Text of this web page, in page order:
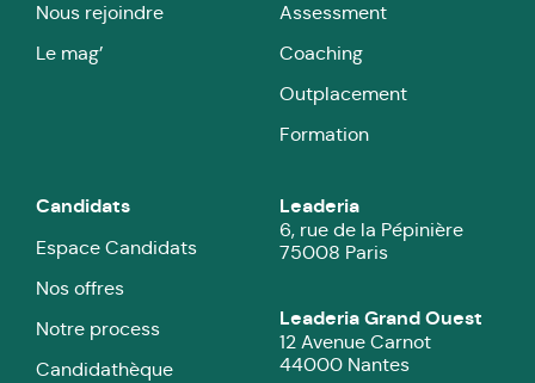
Nous rejoindre
Le mag’
Assessment
Coaching
Outplacement
Formation
Candidats
Espace Candidats
Nos offres
Notre process
Candidathèque
Leaderia
6, rue de la Pépinière
75008 Paris
Leaderia Grand Ouest
12 Avenue Carnot
44000 Nantes